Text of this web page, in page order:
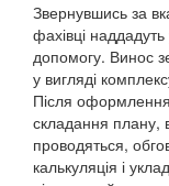
Звернувшись за
фахівці
допомогу. Винос
у вигляді
Після оформлення
складання плану,
проводяться,
калькуляція і